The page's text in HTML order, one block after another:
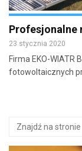
Profesjonalne
23 stycznia 2020
Firma EKO-WIATR
fotowoltaicznych